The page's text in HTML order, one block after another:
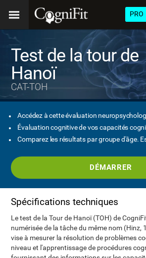
PRO
Test de la tour de
Hanoï
CAT-TOH
Accédez à cette évaluation
Évaluation cognitive de vos capacités
Comparez les résultats par groupe d'âge.
DÉMARRER
Spécifications techniques
Le test de la Tour de Hanoï (TOH) de
numérisée de la tâche du même nom (Hinz,
vise à mesurer la résolution de problèmes
niveau et l'apprentissage de procédures